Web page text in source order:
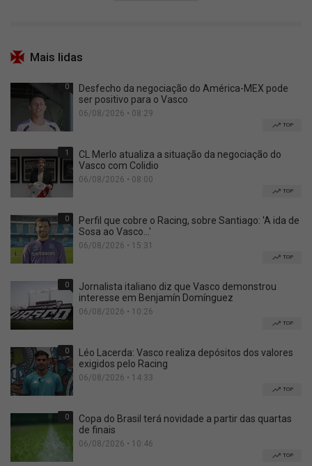
Mais lidas
0
Desfecho da negociação do América-MEX pode
ser positivo para o Vasco
06/08/2026 • 08:29
TOP
1
CL Merlo atualiza a situação da negociação do
Vasco com Colidio
06/08/2026 • 08:00
TOP
0
Perfil que cobre o Racing, sobre Santiago: 'A ida de
Sosa ao Vasco...'
06/08/2026 • 15:31
TOP
0
Jornalista italiano diz que Vasco demonstrou
interesse em Benjamín Domínguez
06/08/2026 • 10:26
TOP
0
Léo Lacerda: Vasco realiza depósitos dos valores
exigidos pelo Racing
06/08/2026 • 14:33
TOP
0
Copa do Brasil terá novidade a partir das quartas
de finais
06/08/2026 • 10:46
TOP